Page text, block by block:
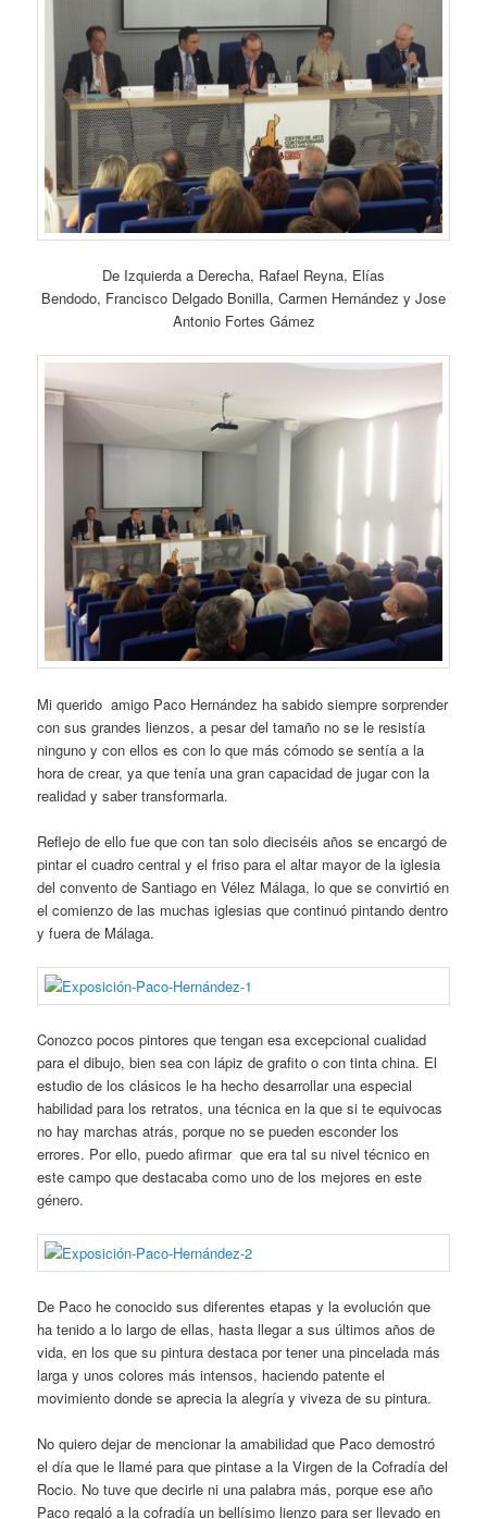
De Izquierda a Derecha, Rafael Reyna, Elías
Bendodo, Francisco Delgado Bonilla, Carmen Hernández y Jose
Antonio Fortes Gámez
Mi querido amigo Paco Hernández ha sabido siempre sorprender
con sus grandes lienzos, a pesar del tamaño no se le resistía
ninguno y con ellos es con lo que más cómodo se sentía a la
hora de crear, ya que tenía una gran capacidad de jugar con la
realidad y saber transformarla.
Reflejo de ello fue que con tan solo dieciséis años se encargó de
pintar el cuadro central y el friso para el altar mayor de la iglesia
del convento de Santiago en Vélez Málaga, lo que se convirtió en
el comienzo de las muchas iglesias que continuó pintando dentro
y fuera de Málaga.
Conozco pocos pintores que tengan esa excepcional cualidad
para el dibujo, bien sea con lápiz de grafito o con tinta china. El
estudio de los clásicos le ha hecho desarrollar una especial
habilidad para los retratos, una técnica en la que si te equivocas
no hay marchas atrás, porque no se pueden esconder los
errores. Por ello, puedo afirmar que era tal su nivel técnico en
este campo que destacaba como uno de los mejores en este
género.
De Paco he conocido sus diferentes etapas y la evolución que
ha tenido a lo largo de ellas, hasta llegar a sus últimos años de
vida, en los que su pintura destaca por tener una pincelada más
larga y unos colores más intensos, haciendo patente el
movimiento donde se aprecia la alegría y viveza de su pintura.
No quiero dejar de mencionar la amabilidad que Paco demostró
el día que le llamé para que pintase a la Virgen de la Cofradía del
Rocio. No tuve que decirle ni una palabra más, porque ese año
Paco regaló a la cofradía un bellísimo lienzo para ser llevado en